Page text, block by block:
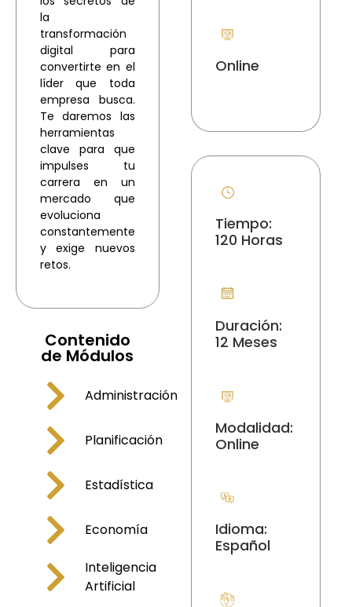
la
transformación
digital para
convertirte en el
líder que toda
empresa busca.
Te daremos las
herramientas
clave para que
impulses tu
carrera en un
mercado que
evoluciona
constantemente
y exige nuevos
retos.
Contenido
de Módulos
Administración
Planificación
Estadística
Economía
Inteligencia
Artificial
Online
Tiempo:
120 Horas
Duración:
12 Meses
Modalidad:
Online
Idioma:
Español